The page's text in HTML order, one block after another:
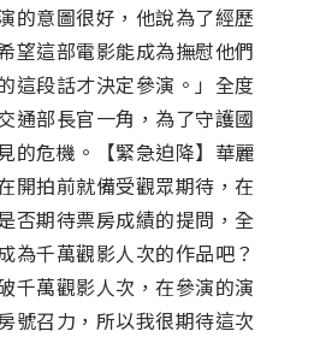
的意圖很好，他說為了經歷
望這部電影能成為撫慰他們
這段話才決定參演。」全度
通部長官一角，為了守護國
的危機。【緊急迫降】華麗
開拍前就備受觀眾期待，在
否期待票房成績的提問，全
為千萬觀影人次的作品吧？
千萬觀影人次，在參演的演
號召力，所以我很期待這次